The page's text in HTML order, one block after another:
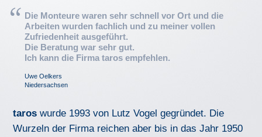
Die Monteure waren sehr schnell vor Ort und die
Arbeiten wurden fachlich und zu meiner vollen
Zufriedenheit ausgeführt.
Die Beratung war sehr gut.
Ich kann die Firma taros empfehlen.
Uwe Oelkers
Niedersachsen
taros wurde 1993 von Lutz Vogel gegründet. Die
Wurzeln der Firma reichen aber bis in das Jahr 1950